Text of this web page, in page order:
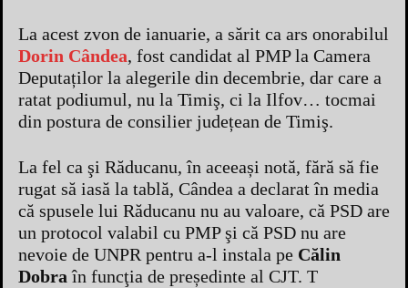
La acest zvon de ianuarie, a sărit ca ars onorabilul
Dorin Cândea, fost candidat al PMP la Camera
Deputaților la alegerile din decembrie, dar care a
ratat podiumul, nu la Timiş, ci la Ilfov… tocmai
din postura de consilier județean de Timiş.
La fel ca şi Răducanu, în aceeași notă, fără să fie
rugat să iasă la tablă, Cândea a declarat în media
că spusele lui Răducanu nu au valoare, că PSD are
un protocol valabil cu PMP şi că PSD nu are
nevoie de UNPR pentru a-l instala pe Călin
Dobra în funcţia de președinte al CJT. T